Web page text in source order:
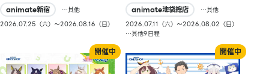
animate新宿
…其他
2026.07.25（六）〜2026.08.16（日）
animate池袋總店
…其他
2026.07.11（六）〜2026.08.02（日）
…其他9日程